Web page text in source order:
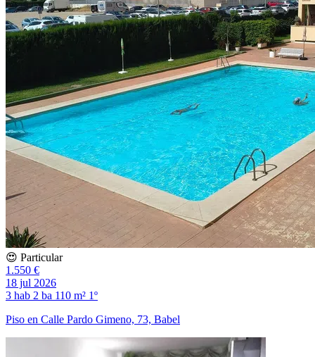
😍 Particular
1.550 €
18 jul 2026
3 hab 2 ba 110 m² 1º
Piso en Calle Pardo Gimeno, 73, Babel